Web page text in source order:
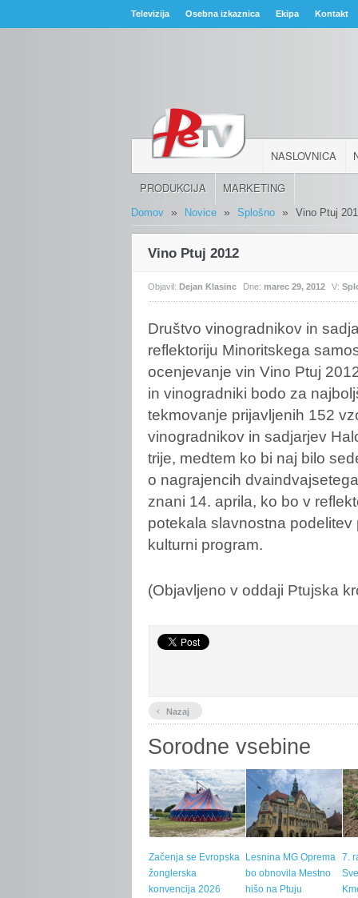
Televizija Osebna izkaznica Ekipa Kontakt
NASLOVNICA
PRODUKCIJA MARKETING
Domov » Novice » Splošno » Vino Ptuj
Vino Ptuj 2012
Objavil:Dejan Klasinc Dne:marec 29, 2012 V:
Društvovinogradnikov in
reflektoriju Minoritskega
ocenjevanje vin Vino Ptuj
in vinogradniki bodo za
tekmovanje prijavljenih 152
vinogradnikov in sadjarjev
trije, medtem ko bi naj bilo
o nagrajencih
znani 14. aprila, ko bo v
potekala slavnostna
kulturni program.
(Objavljeno v oddaji Ptujska
‹ Nazaj
Sorodne vsebine
Začenja se Evropska
žonglerska
konvencija 2026
Lesnina MG Oprema
bo obnovila Mestno
hišo na Ptuju
7.